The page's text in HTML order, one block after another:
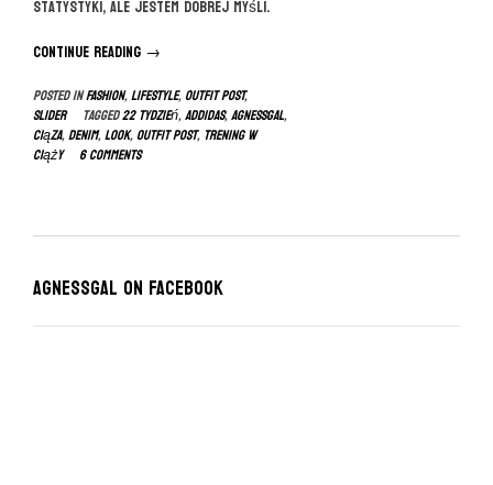
statystyki, ale jestem dobrej myśli.
Continue reading “22
ciąży”
→
Posted inFASHION,LIFESTYLE,OUTFIT POST,
slider
Tagged22 tydzień,addidas,agnessgal,
ciąza,denim,look,outfit post,trening w
ciąży
6 Comments
Agnessgal on Facebook